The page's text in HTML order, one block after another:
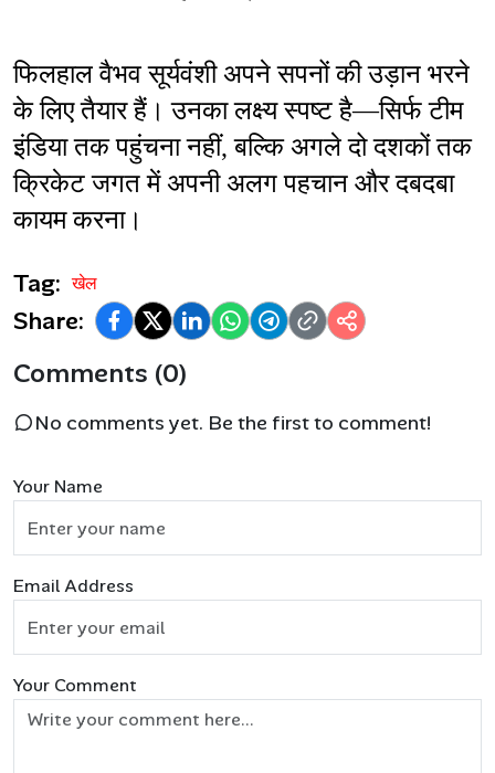
फिलहाल वैभव सूर्यवंशी अपने सपनों की उड़ान भरने
के लिए तैयार हैं। उनका लक्ष्य स्पष्ट है—सिर्फ टीम
इंडिया तक पहुंचना नहीं, बल्कि अगले दो दशकों तक
क्रिकेट जगत में अपनी अलग पहचान और दबदबा
कायम करना।
Tag: खेल
Share:
Comments (0)
No comments yet. Be the first to comment!
Your Name
Email Address
Your Comment